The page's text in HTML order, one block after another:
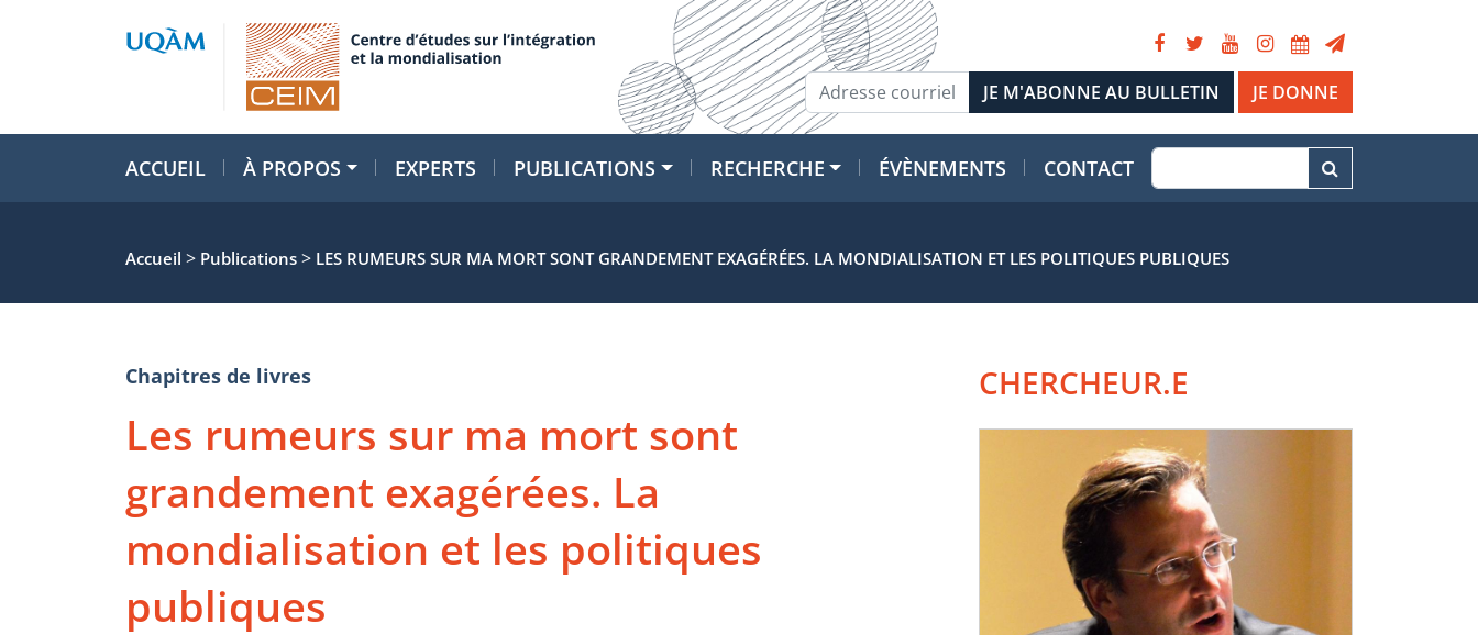
JE DONNE
ACCUEIL À PROPOS EXPERTS PUBLICATIONS RECHERCHE ÉVÈNEMENTS CONTACT
Accueil > Publications > LES RUMEURS SUR MA MORT SONT GRANDEMENT EXAGÉRÉES. LA MONDIALISATION ET LES POLITIQUES PUBLIQUES
Chapitres de livres
Les rumeurs sur ma mort sont
grandement exagérées. La
mondialisation et les politiques
publiques
CHERCHEUR.E